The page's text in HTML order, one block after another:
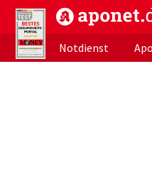
aponet.de - Das
Notdienst